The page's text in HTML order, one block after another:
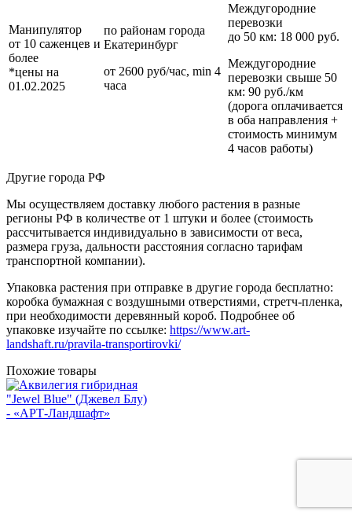
Манипулятор
от 10 саженцев и
более
*цены на
01.02.2025
по районам города
Екатеринбург
от 2600 руб/час, min 4
часа
Междугородние
перевозки
до 50 км: 18 000 руб.
Междугородние
перевозки свыше 50
км: 90 руб./км
(дорога оплачивается
в оба направления +
стоимость минимум
4 часов работы)
Другие города РФ
Мы осуществляем доставку любого растения в разные
регионы РФ в количестве от 1 штуки и более (стоимость
рассчитывается индивидуально в зависимости от веса,
размера груза, дальности расстояния согласно тарифам
транспортной компании).
Упаковка растения при отправке в другие города бесплатно:
коробка бумажная с воздушными отверстиями, стретч-пленка,
при необходимости деревянный короб. Подробнее об
упаковке изучайте по ссылке: https://www.art-
landshaft.ru/pravila-transportirovki/
Похожие товары